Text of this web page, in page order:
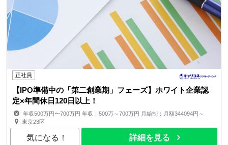
正社員
【IPO準備中の「第二創業期」フェーズ】ホワイト企業認
定×年間休日120日以上！
年収500万円〜700万円 年収：500万～700万円 月給制：月額344094円～
賞与：年2回（6月、12月） 昇給：年1回（4月） ■...
東京23区
気になる！ 詳細を見る